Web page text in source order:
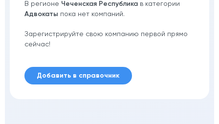
В регионе Чеченская Республика в категории
Адвокаты пока нет компаний.
Зарегистрируйте свою компанию первой прямо
сейчас!
Добавить в справочник